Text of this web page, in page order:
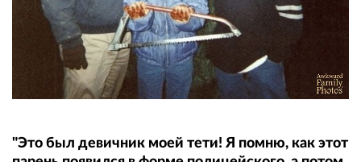
"Это был девичник моей тети! Я помню, как этот